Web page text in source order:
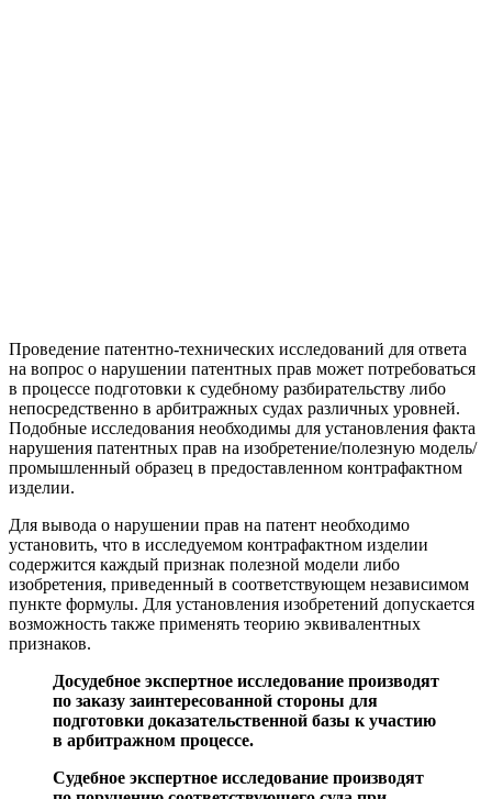
Проведение патентно-технических исследований для ответа
на вопрос о нарушении патентных прав может потребоваться
в процессе подготовки к судебному разбирательству либо
непосредственно в арбитражных судах различных уровней.
Подобные исследования необходимы для установления факта
нарушения патентных прав на изобретение/полезную модель/
промышленный образец в предоставленном контрафактном
изделии.
Для вывода о нарушении прав на патент необходимо
установить, что в исследуемом контрафактном изделии
содержится каждый признак полезной модели либо
изобретения, приведенный в соответствующем независимом
пункте формулы. Для установления изобретений допускается
возможность также применять теорию эквивалентных
признаков.
Досудебное экспертное исследование производят
по заказу заинтересованной стороны для
подготовки доказательственной базы к участию
в арбитражном процессе.
Судебное экспертное исследование производят